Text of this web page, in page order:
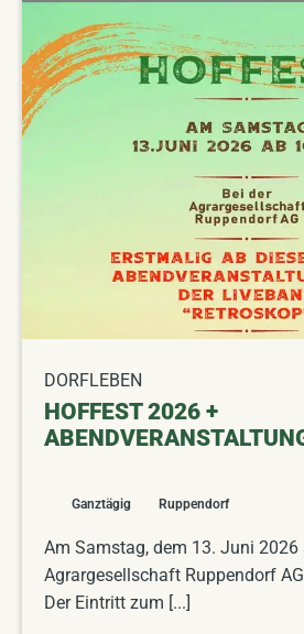
DORFLEBEN
HOFFEST 2026 +
Ganztägig Ruppendorf
Am Samstag, dem 13. Juni 2026
Agrargesellschaft Ruppendorf
Der Eintritt zum [...]